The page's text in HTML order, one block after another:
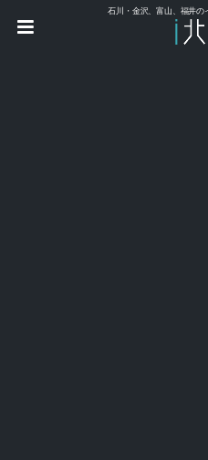
石川・金沢、富山、福井の